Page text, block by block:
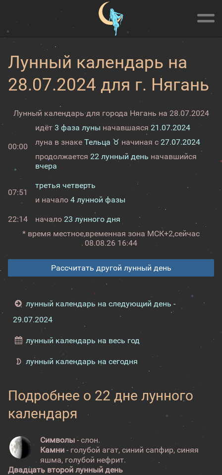
Лунный календарь на
28.07.2024 для г. Нягань
Лунный календарь для города Нягань на 28.07.2024
00:00
идёт 3 фаза луны начавшаяся 21.07.2024
луна в знаке Тельца ♉ начиная с 27.07.2024
продолжается 22 лунный день начавшийся
вчера
07:51
третья четверть
и начало 4 лунной фазы
22:14 начало 23 лунного дня
* время местное,временная зона МСК+2,сейчас
08.08.26 16:44
Рассчитать другой лунный день
лунный календарь на следующий день -
29.07.2024
лунный календарь на весь год
лунный календарь на сегодня
Подробнее о 22 дне лунного
календаря
Символы - слон.
Камни - голубой агат, синий сапфир, синяя
яшма, голубой нефрит.
Двадцать второй лунный день